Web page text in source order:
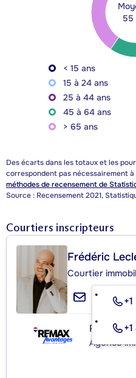
55
< 15 ans
15 à 24 ans
25 à 44 ans
45 à 64 ans
> 65 ans
Des écarts dans les totaux et les
correspondent pas nécessairement
méthodes de recensement de
Source : Recensement 2021,
Courtiers inscripteurs
Frédéric
Courtier
RE/MAX
Agence